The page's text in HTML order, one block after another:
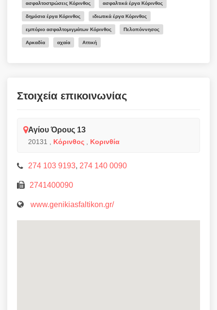
ασφαλτοστρώσεις Κόρινθος ασφαλτικά έργα Κόρινθος
δημόσια έργα Κόρινθος ιδιωτικά έργα Κόρινθος
εμπόριο ασφαλτομιγμάτων Κόρινθος Πελοπόννησος
Αρκαδία αχαία Αττική
Στοιχεία επικοινωνίας
Αγίου Όρους 13
20131 Κόρινθος Κορινθία
274 103 9193, 274 140 0090
2741400090
www.genikiasfaltikon.gr/